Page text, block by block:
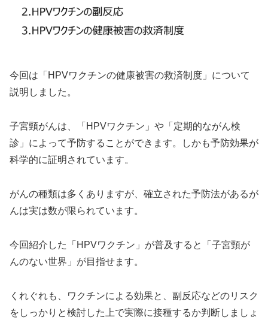
今回は「HPVワクチンの健康被害の救済制度」について
説明しました。
子宮頸がんは、「HPVワクチン」や「定期的ながん検
診」によって予防することができます。しかも予防効果が
科学的に証明されています。
がんの種類は多くありますが、確立された予防法があるが
んは実は数が限られています。
今回紹介した「HPVワクチン」が普及すると「子宮頸が
んのない世界」が目指せます。
くれぐれも、ワクチンによる効果と、副反応などのリスク
をしっかりと検討した上で実際に接種するか判断しましょ